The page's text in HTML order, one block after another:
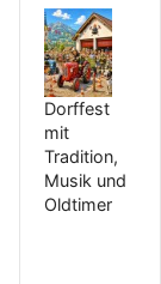
Dorffest
mit
Tradition,
Musik und
Oldtimer